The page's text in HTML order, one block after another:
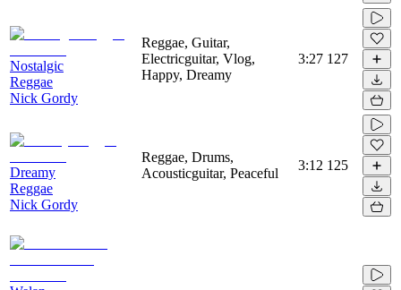
Nostalgic
Reggae
Nick Gordy
Reggae, Guitar,
Electricguitar, Vlog,
Happy, Dreamy
3:27 127
Dreamy
Reggae
Nick Gordy
Reggae, Drums,
Acousticguitar, Peaceful
3:12 125